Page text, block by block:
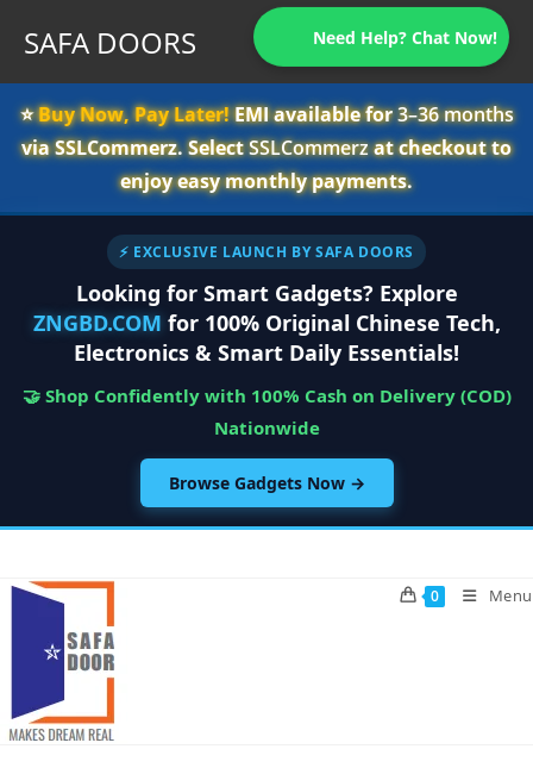
SAFA DOORS Need Help? Chat Now!
⭐️Buy Now, Pay Later!EMI available for3–36 months
via SSLCommerz. SelectSSLCommerzat checkout to
enjoy easy monthly payments.
⚡ EXCLUSIVE LAUNCH BY SAFA DOORS
Looking for Smart Gadgets? Explore
ZNGBD.COM for 100% Original Chinese Tech,
Electronics & Smart Daily Essentials!
🤝 Shop Confidently with 100% Cash on Delivery (COD)
Nationwide
Browse Gadgets Now →
content
0 Menu